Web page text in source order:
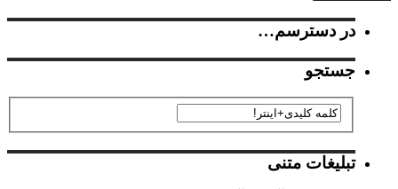
در دسترسم…
جستجو
تبلیغات متنی